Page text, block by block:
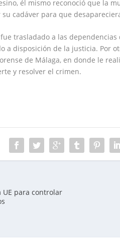
él mismo reconoció que la
cadáver para que
trasladado a las
a disposición de la justicia. Por
de Málaga, en donde le
y resolver el crimen.
para controlar